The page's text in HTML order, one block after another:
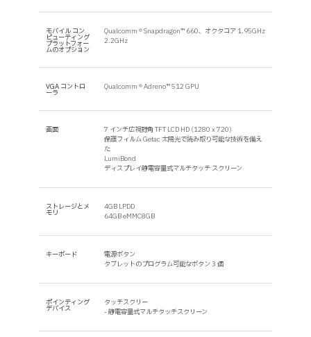
モバイル コン
ピューティング
プラットフォー
ムのオプション
Qualcomm ® Snapdragon™ 660、オクタコア 1.95GHz
2.2GHz
VGA コントロ
ーラ
Qualcomm ® Adreno™ 512 GPU
画面
7 インチ広視野角 TFT LCD HD (1280 x 720)
保護フィルム Getac 太陽光で読み取り可能な技術を備え
た
LumiBond
ディスプレイ静電容量式マルチタッチ スクリーン
ストレージとメ
モリ
4GB LPDD
64GB eMMC8GB
キーボード
電源ボタン
タブレットのプログラム可能なボタン 3 個
ポインティング
デバイス
タッチスクリー
- 静電容量式マルチタッチスクリーン